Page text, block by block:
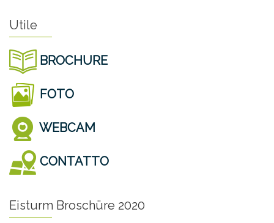
Utile
BROCHURE
FOTO
WEBCAM
CONTATTO
Eisturm Broschüre 2020